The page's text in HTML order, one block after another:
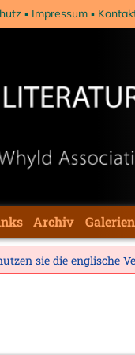
Impressum
Archiv Galerien
sie die englische